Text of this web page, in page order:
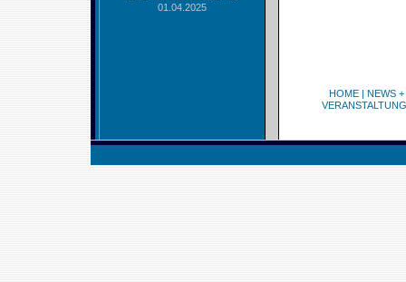
01.04.2025
HOME| NEWS